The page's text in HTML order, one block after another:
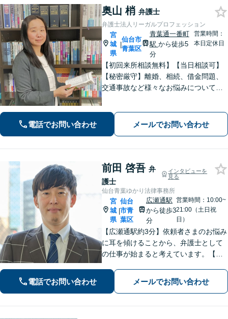
奥山 梢 弁護士
弁護士法人リーガルプロフェッション
宮
城
県
|
仙台市
青葉区
青葉通一番町
駅 から徒歩5
分
営業時間：
本日定休日
【初回来所相談無料】【当日相談可】
【秘密厳守】離婚、相続、借金問題、
交通事故など様々なお悩みについて、
軽にご相談下さい。
電話でお問い合わせ メールでお問い合わせ
前田 啓吾 弁
護士
インタビューを
見る
仙台青葉ゆかり法律事務所
宮
城
県
|
仙台
市青
葉区
広瀬通駅
から徒歩3
分
営業時間：10:00~
21:00（土日祝
日）
【広瀬通駅約3分】依頼者さまのお悩み
に耳を傾けることから、弁護士として
の仕事が始まると考えています。【離
など男性からのご依頼多数【相続・遺
言】遺産分割などスムーズに解決【初
電話でお問い合わせ メールでお問い合わせ